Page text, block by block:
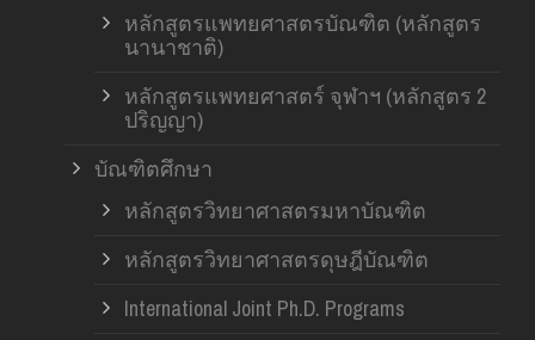
หลักสูตรแพทยศาสตรบัณฑิต (หลักสูตร
นานาชาติ)
หลักสูตรแพทยศาสตร์ จุฬาฯ (หลักสูตร 2
ปริญญา)
บัณฑิตศึกษา
หลักสูตรวิทยาศาสตรมหาบัณฑิต
หลักสูตรวิทยาศาสตรดุษฎีบัณฑิต
International Joint Ph.D. Programs